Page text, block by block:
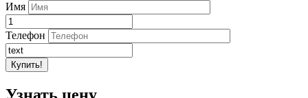
Имя
Телефон